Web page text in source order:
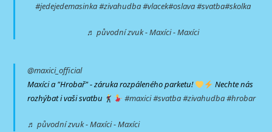
#jedejedemasinka#zivahudba#vlacek#oslava#svatba#skolka
♬ původní zvuk - Maxíci - Maxíci
@maxici_official
Maxíci a "Hrobař" - záruka rozpáleného parketu!
Nechte nás
rozhýbat i vaši svatbu
#maxici#svatba#zivahudba#hrobar
♬ původní zvuk - Maxíci - Maxíci